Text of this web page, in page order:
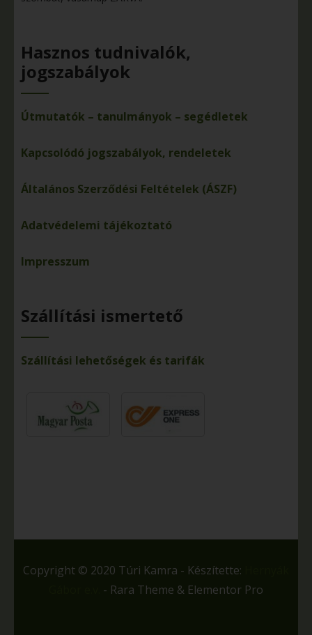
Hasznos tudnivalók,
jogszabályok
Útmutatók – tanulmányok – segédletek
Kapcsolódó jogszabályok, rendeletek
Általános Szerződési Feltételek (ÁSZF)
Adatvédelemi tájékoztató
Impresszum
Szállítási ismertető
Szállítási lehetőségek és tarifák
Copyright © 2020 Túri Kamra - Készítette:
- Rara Theme & Elementor Pro